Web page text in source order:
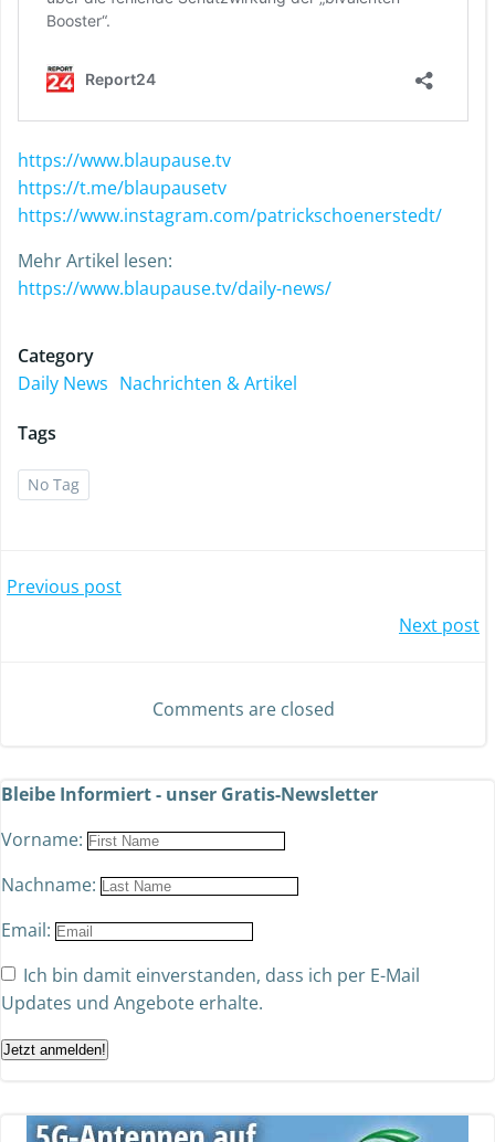
https://www.blaupause.tv
https://t.me/blaupausetv
https://www.instagram.com/patrickschoenerstedt/
Mehr Artikel lesen:
https://www.blaupause.tv/daily-news/
Category
Daily News Nachrichten & Artikel
Tags
No Tag
Previous post
Next post
Comments are closed
Bleibe Informiert - unser Gratis-Newsletter
Vorname:
Nachname:
Email:
Ich bin damit einverstanden, dass ich per E-Mail
Updates und Angebote erhalte.
Jetzt anmelden!